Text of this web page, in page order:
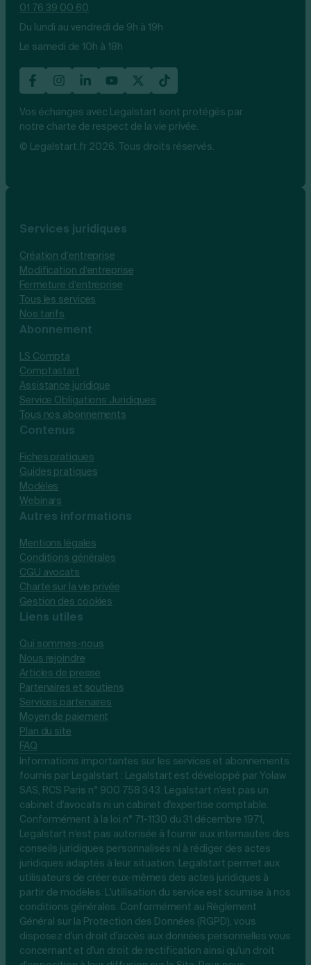
01 76 39 00 60
Du lundi au vendredi de 9h à 19h
Le samedi de 10h à 18h
Vos échanges avec Legalstart sont protégés par
notre charte de respect de la vie privée.
© Legalstart.fr 2026. Tous droits réservés.
Services juridiques
Création d’entreprise
Modification d’entreprise
Fermeture d’entreprise
Tous les services
Nos tarifs
Abonnement
LS Compta
Comptastart
Assistance juridique
Service Obligations Juridiques
Tous nos abonnements
Contenus
Fiches pratiques
Guides pratiques
Modèles
Webinars
Autres informations
Mentions légales
Conditions générales
CGU avocats
Charte sur la vie privée
Gestion des cookies
Liens utiles
Qui sommes-nous
Nous rejoindre
Articles de presse
Partenaires et soutiens
Services partenaires
Moyen de paiement
Plan du site
FAQ
Informations importantes sur les services et abonnements
fournis par Legalstart : Legalstart est développé par Yolaw
SAS, RCS Paris n° 900 758 343. Legalstart n'est pas un
cabinet d'avocats ni un cabinet d'expertise comptable.
Conformément à la loi n° 71-1130 du 31 décembre 1971,
Legalstart n’est pas autorisée à fournir aux internautes des
conseils juridiques personnalisés ni à rédiger des actes
juridiques adaptés à leur situation. Legalstart permet aux
utilisateurs de créer eux-mêmes des actes juridiques à
partir de modèles. L'utilisation du service est soumise à nos
conditions générales. Conformément au Règlement
Général sur la Protection des Données (RGPD), vous
disposez d'un droit d'accès aux données personnelles vous
concernant et d'un droit de rectification ainsi qu'un droit